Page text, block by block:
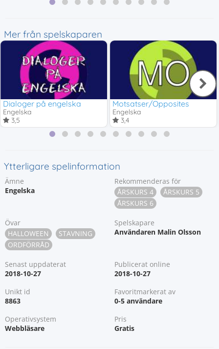
Mer från spelskaparen
Dialoger på engelska
Engelska
3,5
Motsatser/Opposites
Engelska
3,4
Ytterligare spelinformation
Ämne
Engelska
Rekommenderas för
ÅRSKURS 4
ÅRSKURS 5
ÅRSKURS 6
Övar
HALLOWEEN
STAVNING
ORDFÖRRÅD
Spelskapare
Användaren Malin Olsson
Senast uppdaterat
2018-10-27
Publicerat online
2018-10-27
Unikt id
8863
Favoritmarkerat av
0-5 användare
Operativsystem
Webbläsare
Pris
Gratis